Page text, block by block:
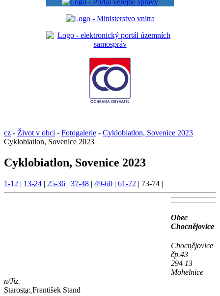
cz - Život v obci - Fotogalerie - Cyklobiatlon, Sovenice 2023
Cyklobiatlon, Sovenice 2023
Cyklobiatlon, Sovenice 2023
1-12 | 13-24 | 25-36 | 37-48 | 49-60 | 61-72 | 73-74 |
Obec
Chocnějovice
Chocnějovice
čp.43
294 13
Mohelnice
n/Jiz.
Starosta: František Stand